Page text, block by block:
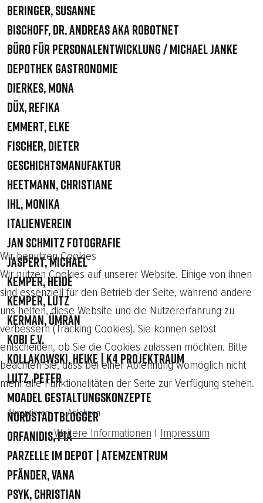
Beringer, Susanne
Bischoff, Dr. Andreas aka robotnet
Büro für Personalentwicklung / Michael Janke
Depothek Gastronomie
Dierkes, Mona
Düx, Refika
Emmert, Elke
Fischer, Dieter
Geschichtsmanufaktur
Heetmann, Christiane
Ihl, Monika
Italienverein
Jan Schmitz Fotografie
Jaspert, Michael
Kemper, Heide
Kemper, Lutz
Kerman, Ümran
KOBI e.V.
Kollakowski, Heike | K4 Projektraum
Lutz, Peter
Moadel Gestaltungskonzepte
Nordstadtblogger
Orfanidis, Pia
Parzelle im Depot | Atemzentrum
Pfänder, Vana
Psyk, Christian
Wir benutzen Cookies
Wir nutzen Cookies auf unserer Website. Einige von ihnen
sind essenziell für den Betrieb der Seite, während andere
uns helfen, diese Website und die Nutzererfahrung zu
verbessern (Tracking Cookies). Sie können selbst
entscheiden, ob Sie die Cookies zulassen möchten. Bitte
beachten Sie, dass bei einer Ablehnung womöglich nicht
mehr alle Funktionalitäten der Seite zur Verfügung stehen.
Akzeptieren Ablehnen
Weitere Informationen | Impressum